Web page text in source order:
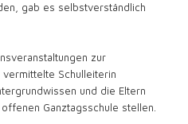
gab es selbstverständlich
zur
vermittelte Schulleiterin
und die Eltern
Ganztagsschule stellen.